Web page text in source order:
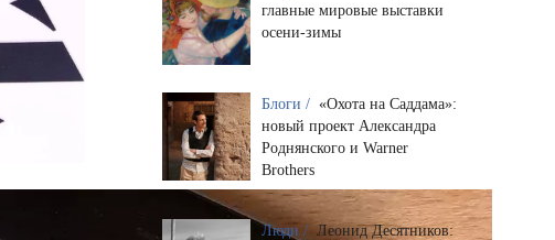
главные мировые выставки
осени-зимы
Блоги / «Охота на Саддама»:
новый проект Александра
Роднянского и Warner
Brothers
Люди / Леонид Десятников: